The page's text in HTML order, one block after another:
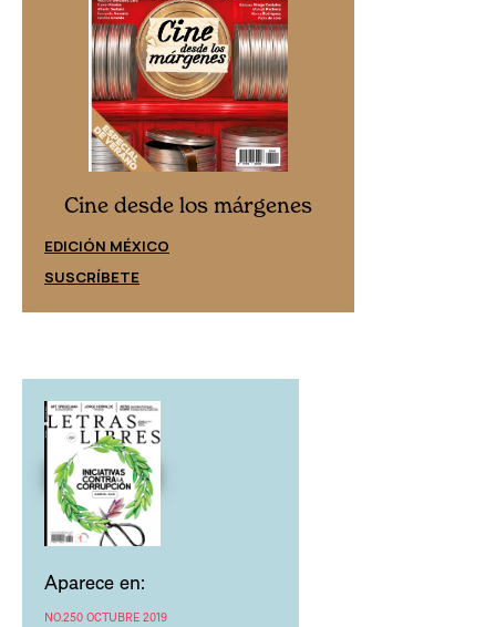
Cine desde los márgenes
EDICIÓN MÉXICO
SUSCRÍBETE
Aparece en:
NO.250 OCTUBRE 2019